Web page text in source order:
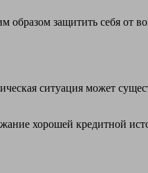
образом защитить себя от
ситуация может
хорошей кредитной